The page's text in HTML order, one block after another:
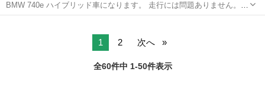
BMW 740e ハイブリッド車になります。 走行には問題ありません。
ローンが残っている車両でしたが、一括で支払いしたので書類も全て
1 2 次へ
全60件中 1-50件表示